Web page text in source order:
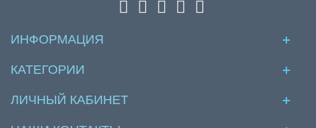
ИНФОРМАЦИЯ
КАТЕГОРИИ
ЛИЧНЫЙ КАБИНЕТ